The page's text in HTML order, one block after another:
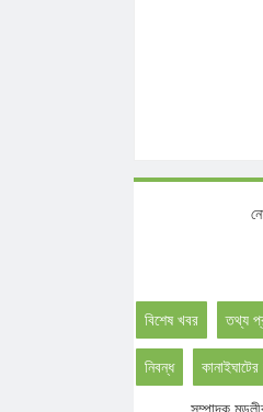
বিশেষ খবর তথ্য
নিবন্ধ